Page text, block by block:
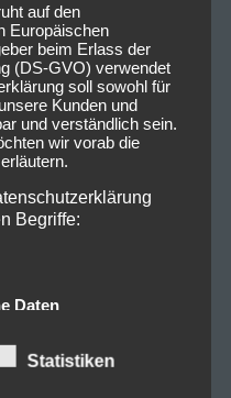
auf den
Europäischen
beim Erlass der
(DS-GVO) verwendet
soll sowohl für
Kunden und
und verständlich sein.
wir vorab die
Begriffe:
Daten
sind alle
eine identifizierte oder
Statistiken